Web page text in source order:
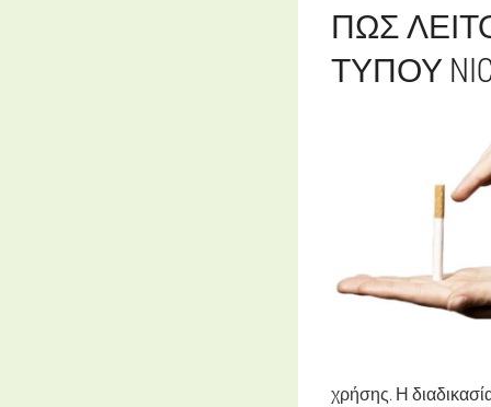
ΠΏΣ
ΤΎΠΟΥ
χρήσης. Η